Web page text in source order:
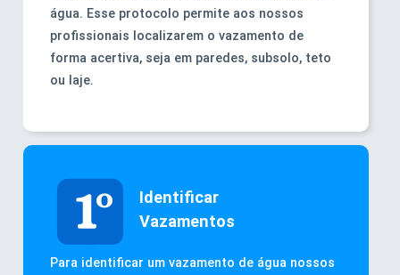
água. Esse protocolo permite aos nossos
profissionais localizarem o vazamento de
forma acertiva, seja em paredes, subsolo, teto
ou laje.
Identificar
Vazamentos
Para identificar um vazamento de água nossos